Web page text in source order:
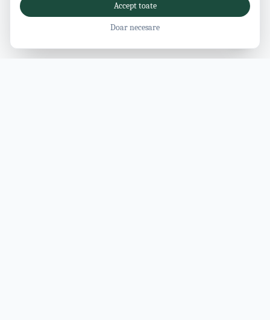
Accept toate
Doar necesare